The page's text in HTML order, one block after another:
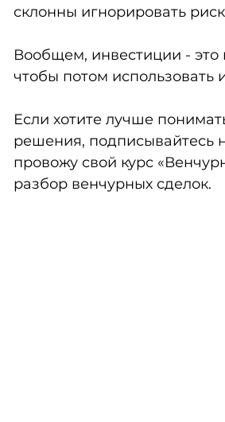
склонны игнорировать
Вообщем, инвестиции -
чтобы потом использовать
Если хотите лучше
решения, подписывайтесь
провожу свой курс
разбор венчурных сделок.